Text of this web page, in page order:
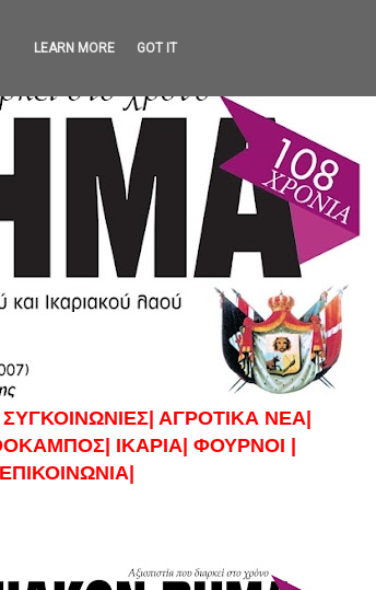
ΣΥΓΚΟΙΝΩΝΙΕΣ| ΑΓΡΟΤΙΚΑ ΝΕΑ|
ΙΚΑΡΙΑ| ΦΟΥΡΝΟΙ |
ΕΠΙΚΟΙΝΩΝΙΑ|
LEARN MORE GOT IT